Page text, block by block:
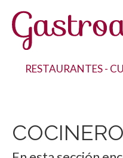
RESTAURANTES-